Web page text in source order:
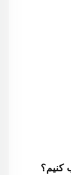
کنیم؟